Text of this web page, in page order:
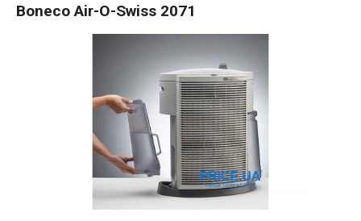
Boneco Air-O-Swiss 2071